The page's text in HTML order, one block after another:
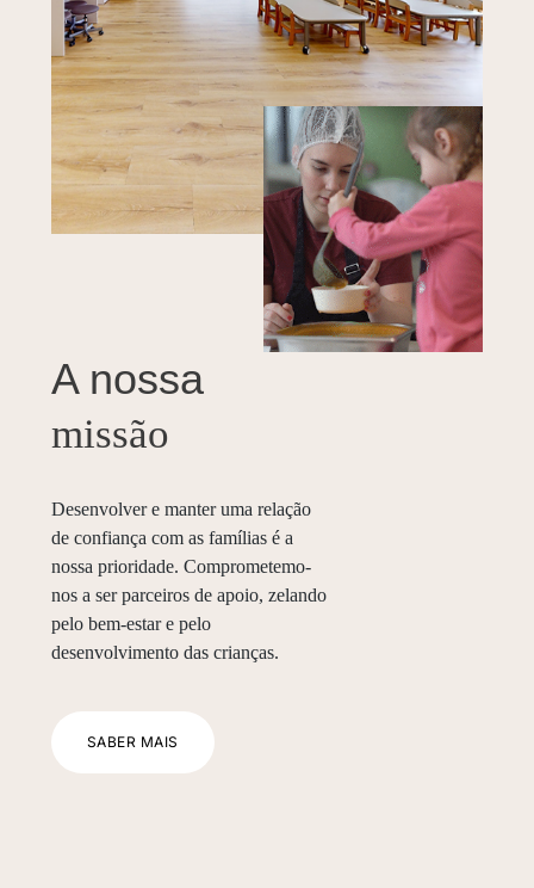
A nossa
missão
Desenvolver e manter uma relação
de confiança com as famílias é a
nossa prioridade. Comprometemo-
nos a ser parceiros de apoio, zelando
pelo bem-estar e pelo
desenvolvimento das crianças.
SABER MAIS